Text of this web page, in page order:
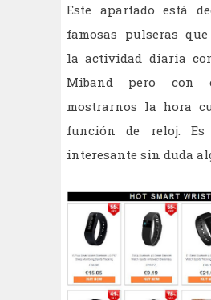
Este apartado está
famosas pulseras
la actividad diaria
Miband pero
mostrarnos la hora
función de reloj.
interesante sin duda